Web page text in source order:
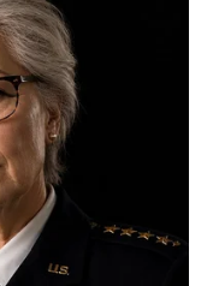
Slobodne